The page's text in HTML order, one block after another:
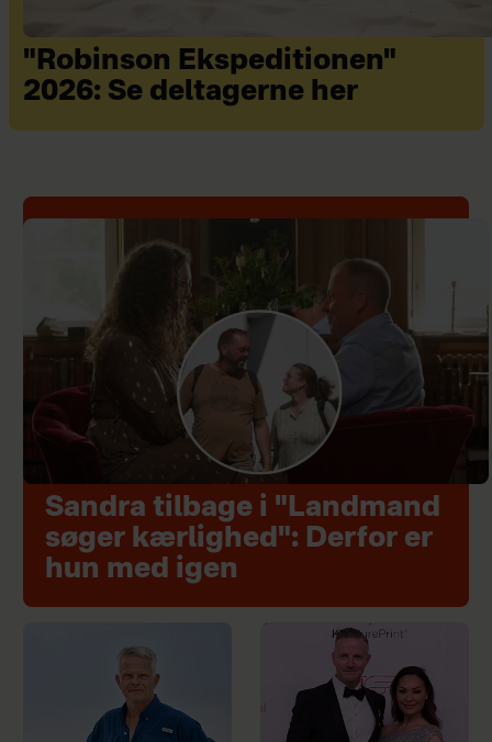
"Robinson Ekspeditionen"
2026: Se deltagerne her
Sandra tilbage i "Landmand
søger kærlighed": Derfor er
hun med igen